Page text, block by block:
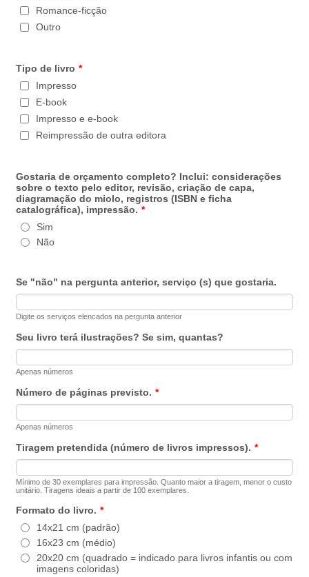
Romance-ficção
Outro
Tipo de livro *
Impresso
E-book
Impresso e e-book
Reimpressão de outra editora
Gostaria de orçamento completo? Inclui: considerações
sobre o texto pelo editor, revisão, criação de capa,
diagramação do miolo, registros (ISBN e ficha
catalográfica), impressão. *
Sim
Não
Se "não" na pergunta anterior, serviço (s) que gostaria.
Digite os serviços elencados na pergunta anterior
Seu livro terá ilustrações? Se sim, quantas?
Apenas números
Número de páginas previsto. *
Apenas números
Tiragem pretendida (número de livros impressos). *
Mínimo de 30 exemplares para impressão. Quanto maior a tiragem, menor o custo
unitário. Tiragens ideais a partir de 100 exemplares.
Formato do livro. *
14x21 cm (padrão)
16x23 cm (médio)
20x20 cm (quadrado = indicado para livros infantis ou com
imagens coloridas)